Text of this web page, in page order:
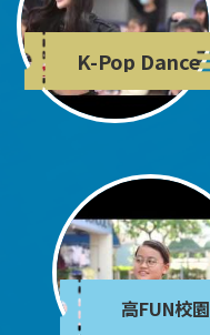
K-Pop Dance
高FUN校園